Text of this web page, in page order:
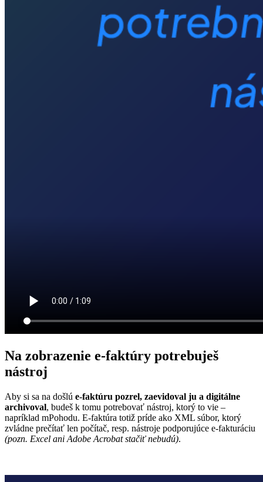
Na zobrazenie e-faktúry potrebuješ
nástroj
Aby si sa na došlú e‑faktúru pozrel, zaevidoval ju a digitálne
archivoval, budeš k tomu potrebovať nástroj, ktorý to vie –
napríklad mPohodu. E‑faktúra totiž príde ako XML súbor, ktorý
zvládne prečítať len počítač, resp. nástroje podporujúce e‑fakturáciu
(pozn. Excel ani Adobe Acrobat stačiť nebudú).